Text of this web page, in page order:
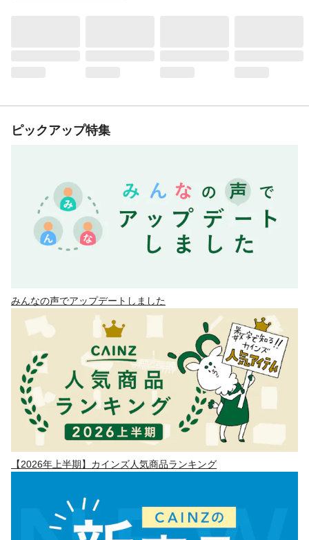
ピックアップ特集
みんなの声でアップデートしました
【2026年上半期】カインズ人気商品ランキング